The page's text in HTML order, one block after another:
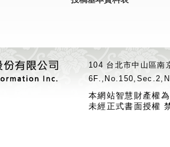
104 台北市中山區
本網站智慧財產權
未經正式書面授權